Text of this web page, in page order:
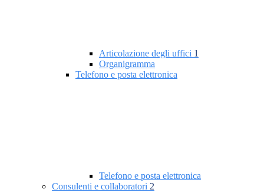
Articolazione degli uffici 1
Organigramma
Telefono e posta elettronica
Telefono e posta elettronica
Consulenti e collaboratori 2